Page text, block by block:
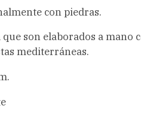
con piedras.
que son elaborados a mano
mediterráneas.